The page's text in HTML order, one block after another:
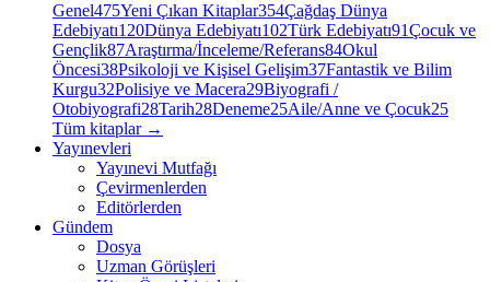
Genel475Yeni Çıkan Kitaplar354Çağdaş Dünya
Edebiyatı120Dünya Edebiyatı102Türk Edebiyatı91Çocuk ve
Gençlik87Araştırma/İnceleme/Referans84Okul
Öncesi38Psikoloji ve Kişisel Gelişim37Fantastik ve Bilim
Kurgu32Polisiye ve Macera29Biyografi /
Otobiyografi28Tarih28Deneme25Aile/Anne ve Çocuk25
Tüm kitaplar →
Yayınevleri
Yayınevi Mutfağı
Çevirmenlerden
Editörlerden
Gündem
Dosya
Uzman Görüşleri